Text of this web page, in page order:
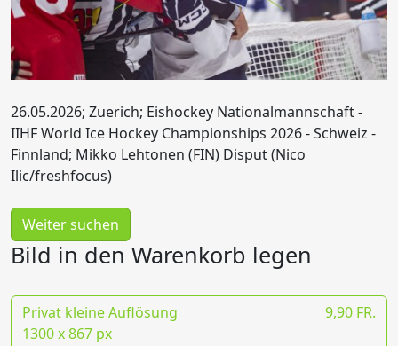
26.05.2026; Zuerich; Eishockey Nationalmannschaft -
IIHF World Ice Hockey Championships 2026 - Schweiz -
Finnland; Mikko Lehtonen (FIN) Disput (Nico
Ilic/freshfocus)
Weiter suchen
Bild in den Warenkorb legen
Privat kleine Auflösung
9,90 FR.
1300 x 867 px